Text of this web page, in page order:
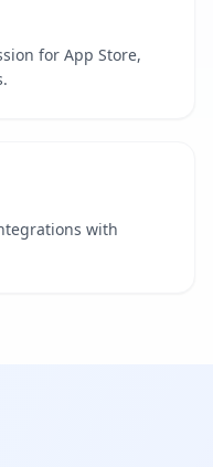
for App Store,
with